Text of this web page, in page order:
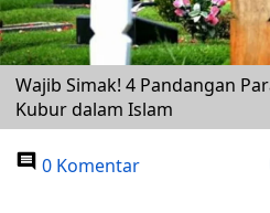
Wajib Simak! 4 Pandangan
Kubur dalam Islam
0 Komentar